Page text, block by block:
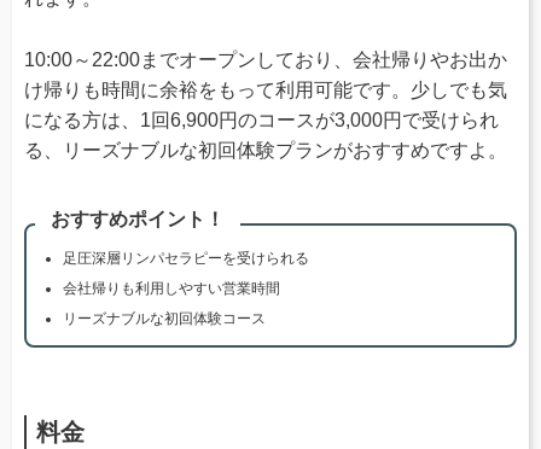
10:00～22:00までオープンしており、会社帰りやお出か
け帰りも時間に余裕をもって利用可能です。少しでも気
になる方は、1回6,900円のコースが3,000円で受けられ
る、リーズナブルな初回体験プランがおすすめですよ。
おすすめポイント！
足圧深層リンパセラピーを受けられる
会社帰りも利用しやすい営業時間
リーズナブルな初回体験コース
料金